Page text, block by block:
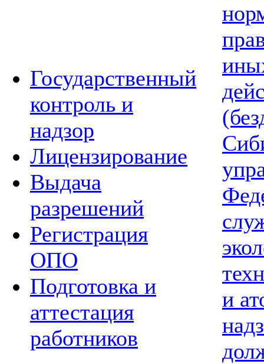
Государственный
контроль и
надзор
Лицензирование
Выдача
разрешений
Регистрация
ОПО
Подготовка и
аттестация
работников
и